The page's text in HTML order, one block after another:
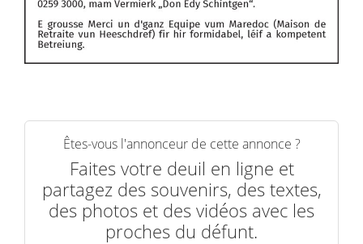
Êtes-vous l'annonceur de cette annonce ?
Faites votre deuil en ligne et
partagez des souvenirs, des textes,
des photos et des vidéos avec les
proches du défunt.